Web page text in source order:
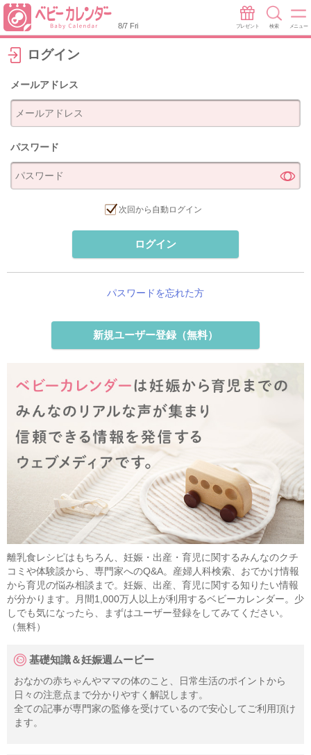
8/7 Fri プレゼント 検索 メニュー
ログイン
メールアドレス
パスワード
次回から自動ログイン
ログイン
パスワードを忘れた方
新規ユーザー登録（無料）
離乳食レシピはもちろん、妊娠・出産・育児に関するみんなのクチ
コミや体験談から、専門家へのQ&A。産婦人科検索、おでかけ情報
から育児の悩み相談まで。妊娠、出産、育児に関する知りたい情報
が分かります。月間1,000万人以上が利用するベビーカレンダー。少
しでも気になったら、まずはユーザー登録をしてみてください。
（無料）
基礎知識＆妊娠週ムービー
おなかの赤ちゃんやママの体のこと、日常生活のポイントから
日々の注意点まで分かりやすく解説します。
全ての記事が専門家の監修を受けているので安心してご利用頂け
ます。